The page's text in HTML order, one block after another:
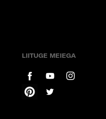
LIITUGE MEIEGA